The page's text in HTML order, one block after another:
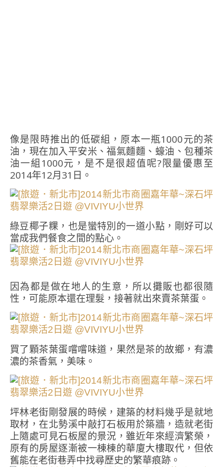
像是限時推出的低碳組，原本一瓶1000元的茶
油，現在加入平安米、福氣麵麵、蠔油、包種茶
油一組1000元，是不是很超值呢?限量優惠至
2014年12月31日。
綠豆椰子粿，也是蠻特別的一道小點，剛好可以
當成我們餐食之間的點心。
因為都是做在地人的生意，所以攤販也都很隨
性，可能原本還在理髮，接著就出來賣茶葉蛋。
買了顆茶葉蛋嚐嚐味道，果然是茶的故鄉，有濃
濃的茶香氣，美味。
坪林老街剛發展的時候，建築的材料幾乎是就地
取材，在北勢溪中敲打石板用於築牆，造就老街
上隨處可見石板屋的景況，雖近年來經濟繁榮，
原有的房屋逐漸被一棟棟的華廈大樓取代，但依
舊能在老街巷弄中找尋歷史的繁華痕跡。